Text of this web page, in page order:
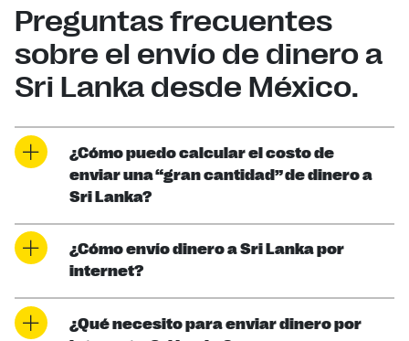
Preguntas frecuentes
sobre el envío de dinero a
Sri Lanka desde México.
¿Cómo puedo calcular el costo de
enviar una “gran cantidad” de dinero a
Sri Lanka?
¿Cómo envío dinero a Sri Lanka por
internet?
¿Qué necesito para enviar dinero por